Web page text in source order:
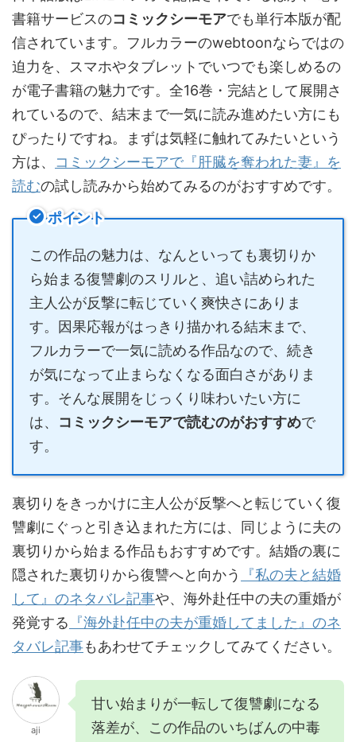
書籍サービスのコミックシーモアでも単行本版が配
信されています。フルカラーのwebtoonならではの
迫力を、スマホやタブレットでいつでも楽しめるの
が電子書籍の魅力です。全16巻・完結として展開さ
れているので、結末まで一気に読み進めたい方にも
ぴったりですね。まずは気軽に触れてみたいという
方は、 コミックシーモアで『肝臓を奪われた妻』を
読むの試し読みから始めてみるのがおすすめです。
ポイント
この作品の魅力は、なんといっても裏切りか
ら始まる復讐劇のスリルと、追い詰められた
主人公が反撃に転じていく爽快さにありま
す。因果応報がはっきり描かれる結末まで、
フルカラーで一気に読める作品なので、続き
が気になって止まらなくなる面白さがありま
す。そんな展開をじっくり味わいたい方に
は、 コミックシーモアで読むのがおすすめで
す。
裏切りをきっかけに主人公が反撃へと転じていく復
讐劇にぐっと引き込まれた方には、同じように夫の
裏切りから始まる作品もおすすめです。結婚の裏に
隠された裏切りから復讐へと向かう
『私の夫と結婚
して』のネタバレ記事や、海外赴任中の夫の重婚が
発覚する 『海外赴任中の夫が重婚してました』のネ
タバレ記事もあわせてチェックしてみてください。
aji
甘い始まりが一転して復讐劇になる
落差が、この作品のいちばんの中毒